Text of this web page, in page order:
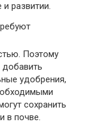
и развитии.
Поэтому
удобрения,
сохранить
в почве.